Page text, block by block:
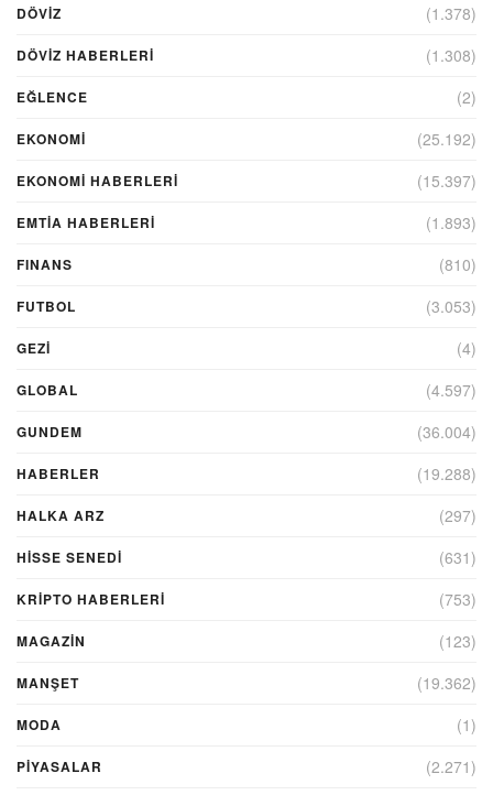
DÖVİZ (1.378)
DÖVIZ HABERLERI (1.308)
EĞLENCE (2)
EKONOMİ (25.192)
EKONOMI HABERLERI (15.397)
EMTIA HABERLERI (1.893)
FINANS (810)
FUTBOL (3.053)
GEZI (4)
GLOBAL (4.597)
GUNDEM (36.004)
HABERLER (19.288)
HALKA ARZ (297)
HİSSE SENEDİ (631)
KRIPTO HABERLERI (753)
MAGAZİN (123)
MANŞET (19.362)
MODA (1)
PİYASALAR (2.271)